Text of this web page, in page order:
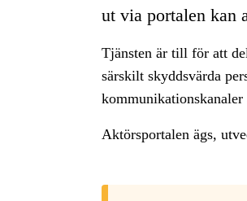
ut via portalen kan
Tjänsten är till för att
särskilt skyddsvärda
kommunikationskanaler
Aktörsportalen ägs,